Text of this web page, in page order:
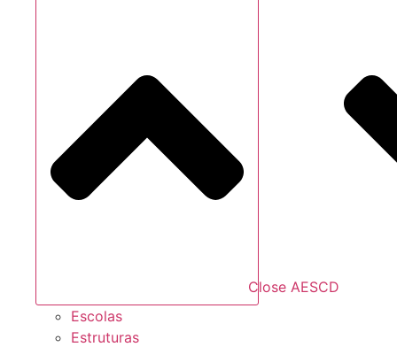
Close AESCD
Escolas
Estruturas